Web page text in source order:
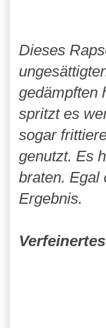
Dieses
gedämpften
spritzt es
sogar
genutzt. Es
braten. Egal
Ergebnis.